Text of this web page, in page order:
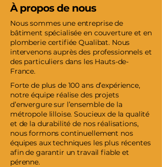
À propos de nous
Nous sommes une entreprise de
bâtiment spécialisée en couverture et en
plomberie certifiée Qualibat. Nous
intervenons auprès des professionnels et
des particuliers dans les Hauts-de-
France.
Forte de plus de 100 ans d’expérience,
notre équipe réalise des projets
d’envergure sur l’ensemble de la
métropole lilloise. Soucieux de la qualité
et de la durabilité de nos réalisations,
nous formons continuellement nos
équipes aux techniques les plus récentes
afin de garantir un travail fiable et
pérenne.